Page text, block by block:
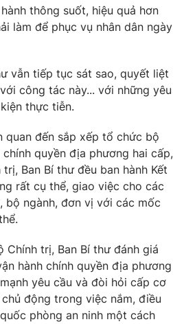
lai
Podcast
Infographic
thông suốt, hiệu quả hơn
làm để phục vụ nhân dân ngày
vẫn tiếp tục sát sao, quyết liệt
công tác này... với những yêu
thực tiễn.
quan đến sắp xếp tổ chức bộ
chính quyền địa phương hai cấp,
Ban Bí thư đều ban hành Kết
rất cụ thể, giao việc cho các
bộ ngành, đơn vị với các mốc
Chính trị, Ban Bí thư đánh giá
hành chính quyền địa phương
yêu cầu và đòi hỏi cấp cơ
động trong việc nắm, điều
phòng an ninh một cách